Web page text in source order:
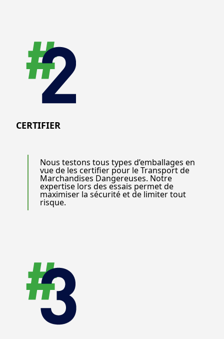
CERTIFIER
Nous testons tous types d’emballages en
vue de les certifier pour le Transport de
Marchandises Dangereuses. Notre
expertise lors des essais permet de
maximiser la sécurité et de limiter tout
risque.